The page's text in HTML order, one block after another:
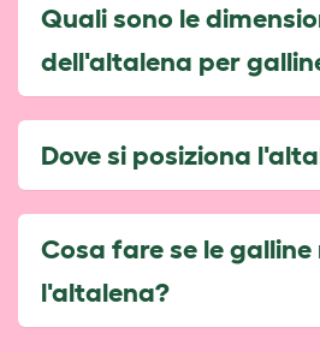
Quali sono le
dell'altalena per
Dove si posiziona
Cosa fare se le galline
l'altalena?